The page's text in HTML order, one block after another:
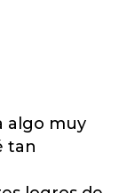
algo muy
tan